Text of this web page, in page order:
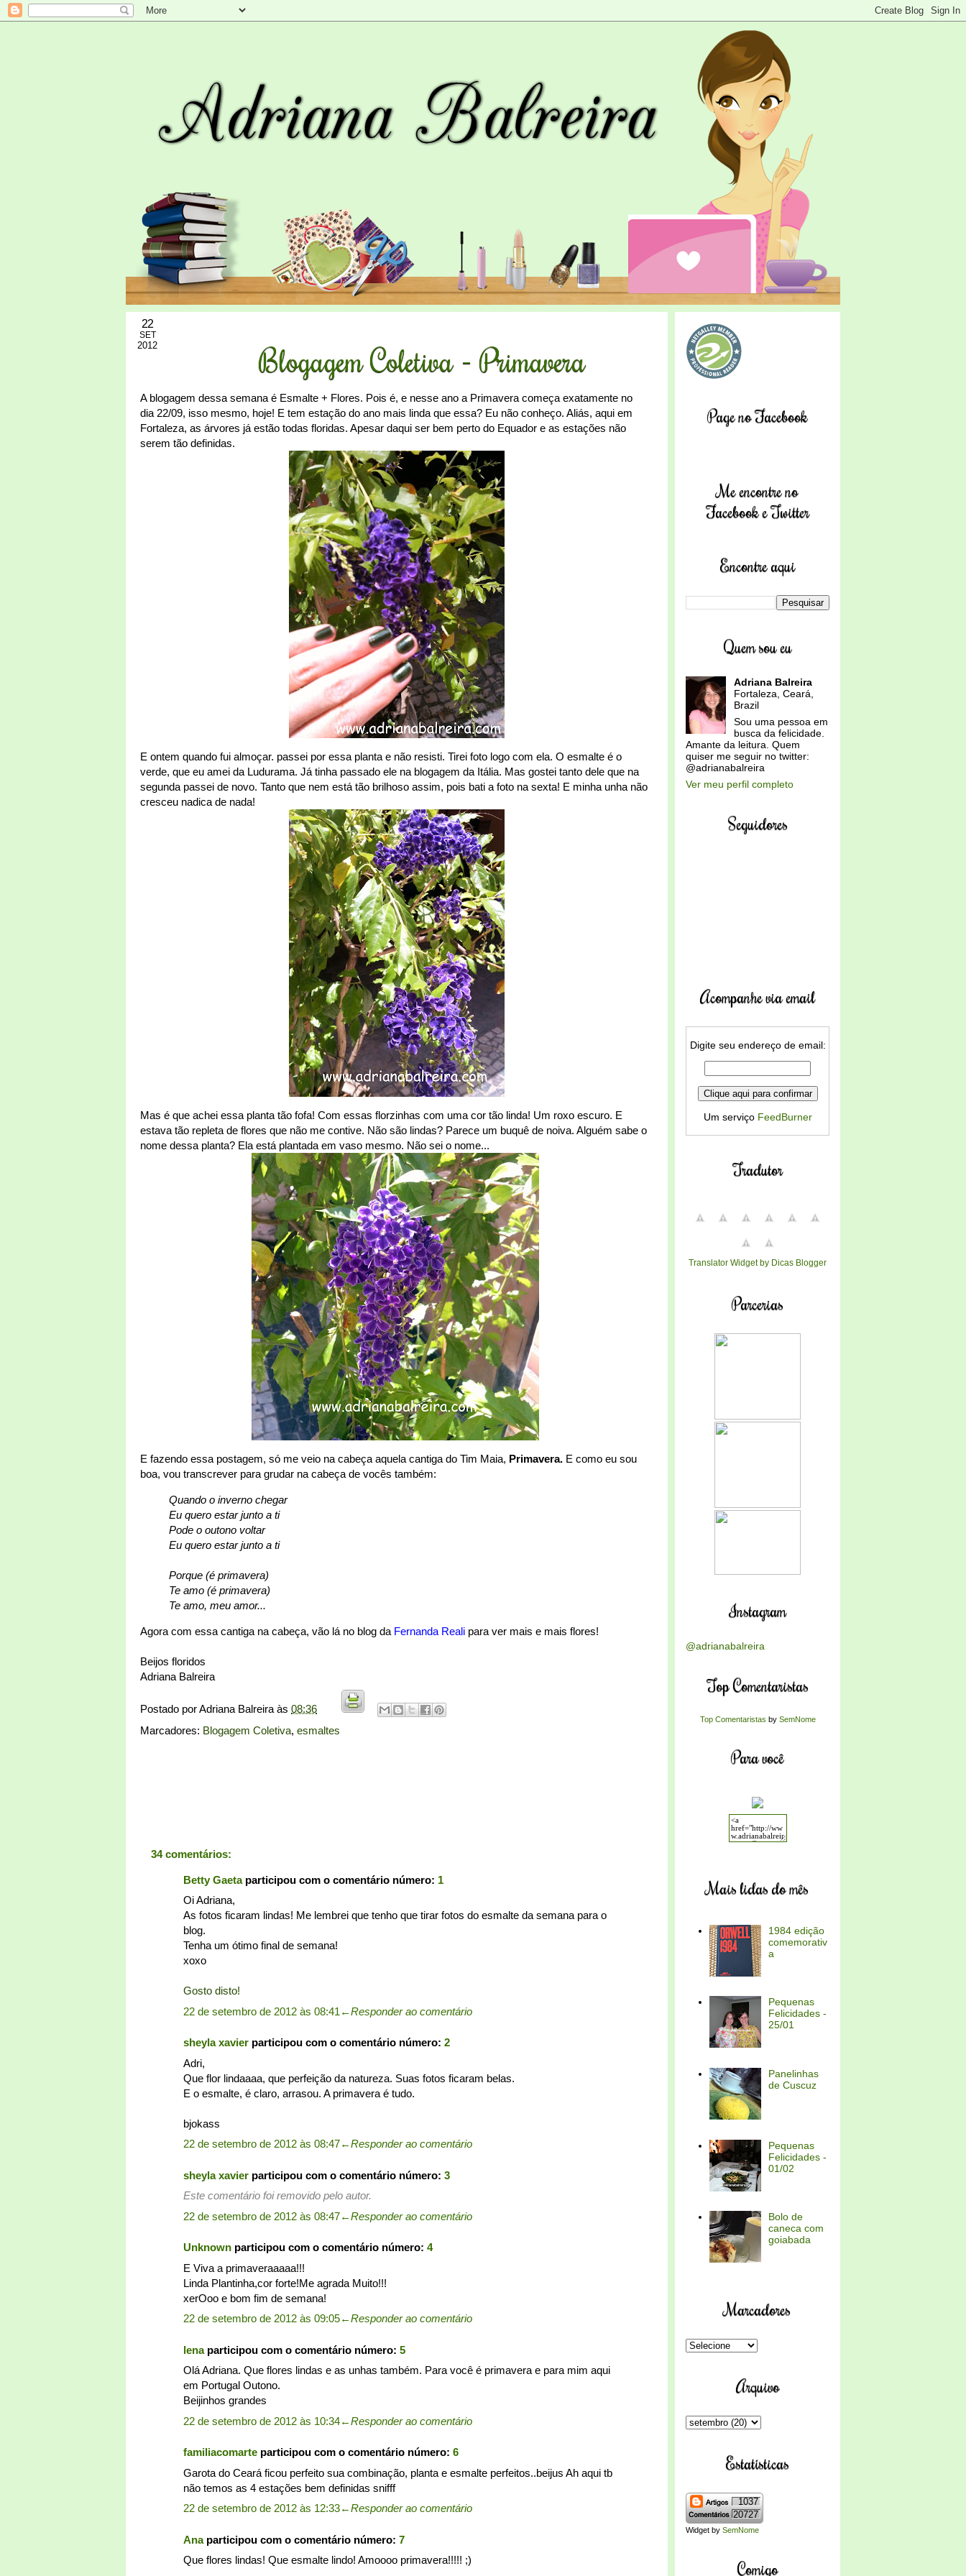
22
SET
2012 Blogagem Coletiva - Primavera
A blogagem dessa semana é Esmalte + Flores. Pois é, e nesse ano a Primavera começa exatamente no
dia 22/09, isso mesmo, hoje! E tem estação do ano mais linda que essa? Eu não conheço. Aliás, aqui em
Fortaleza, as árvores já estão todas floridas. Apesar daqui ser bem perto do Equador e as estações não
serem tão definidas.
E ontem quando fui almoçar. passei por essa planta e não resisti. Tirei foto logo com ela. O esmalte é o
verde, que eu amei da Ludurama. Já tinha passado ele na blogagem da Itália. Mas gostei tanto dele que na
segunda passei de novo. Tanto que nem está tão brilhoso assim, pois bati a foto na sexta! E minha unha não
cresceu nadica de nada!
Mas é que achei essa planta tão fofa! Com essas florzinhas com uma cor tão linda! Um roxo escuro. E
estava tão repleta de flores que não me contive. Não são lindas? Parece um buquê de noiva. Alguém sabe o
nome dessa planta? Ela está plantada em vaso mesmo. Não sei o nome...
E fazendo essa postagem, só me veio na cabeça aquela cantiga do Tim Maia, Primavera. E como eu sou
boa, vou transcrever para grudar na cabeça de vocês também:
Quando o inverno chegar
Eu quero estar junto a ti
Pode o outono voltar
Eu quero estar junto a ti
Porque (é primavera)
Te amo (é primavera)
Te amo, meu amor...
Agora com essa cantiga na cabeça, vão lá no blog da Fernanda Reali para ver mais e mais flores!
Beijos floridos
Adriana Balreira
Postado porAdriana Balreira às 08:36
Marcadores: Blogagem Coletiva, esmaltes
34 comentários:
Betty Gaetaparticipou com o comentário número: 1
Oi Adriana,
As fotos ficaram lindas! Me lembrei que tenho que tirar fotos do esmalte da semana para o
blog.
Tenha um ótimo final de semana!
xoxo
Gosto disto!
22 de setembro de 2012 às 08:41 ←Responder ao comentário
sheyla xavier participou com o comentário número: 2
Adri,
Que flor lindaaaa, que perfeição da natureza. Suas fotos ficaram belas.
E o esmalte, é claro, arrasou. A primavera é tudo.
bjokass
22 de setembro de 2012 às 08:47←Responder ao comentário
sheyla xavier participou com o comentário número: 3
Este comentário foi removido pelo autor.
22 de setembro de 2012 às 08:47←Responder ao comentário
Unknown participou com o comentário número: 4
E Viva a primaveraaaaa!!!
Linda Plantinha,cor forte!Me agrada Muito!!!
xerOoo e bom fim de semana!
22 de setembro de 2012 às 09:05←Responder ao comentário
lenaparticipou com o comentário número: 5
Olá Adriana. Que flores lindas e as unhas também. Para você é primavera e para mim aqui
em Portugal Outono.
Beijinhos grandes
22 de setembro de 2012 às 10:34←Responder ao comentário
familiacomarte participou com o comentário número: 6
Garota do Ceará ficou perfeito sua combinação, planta e esmalte perfeitos..beijus Ah aqui tb
não temos as 4 estações bem definidas snifff
22 de setembro de 2012 às 12:33←Responder ao comentário
Anaparticipou com o comentário número: 7
Que flores lindas! Que esmalte lindo! Amoooo primavera!!!!! ;)
Page no Facebook
Me encontre no
Facebook e Twitter
Encontre aqui
Quem sou eu
Adriana Balreira
Fortaleza, Ceará,
Brazil
Sou uma pessoa em
busca da felicidade.
Amante da leitura. Quem
quiser me seguir no twitter:
@adrianabalreira
Ver meu perfil completo
Seguidores
Acompanhe via email
Digite seu endereço de email:
Um serviço FeedBurner
Tradutor
Translator Widget by Dicas Blogger
Parcerias
Instagram
@adrianabalreira
Top Comentaristas
Top Comentaristas by SemNome
Para você
Mais lidas do mês
1984 edição
comemorativ
a
Pequenas
Felicidades -
25/01
Panelinhas
de Cuscuz
Pequenas
Felicidades -
01/02
Bolo de
caneca com
goiabada
Marcadores
Arquivo
Estatísticas
1037
20727
Widget by SemNome
Comigo